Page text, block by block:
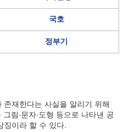
국호
정부기
재한다는 사실을 알리기 위해
림·문자·도형 등으로 나타낸 공
징이라 할 수 있다.